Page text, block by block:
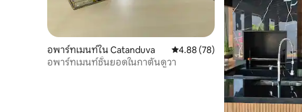
อพาร์ทเมนท์ใน Catanduva คะแนนเฉลี่ย 4.88 จาก 5, 78 รีวิว
4.88 (78)
อพาร์ทเมนท์ชั้นยอดในกาตันดูวา